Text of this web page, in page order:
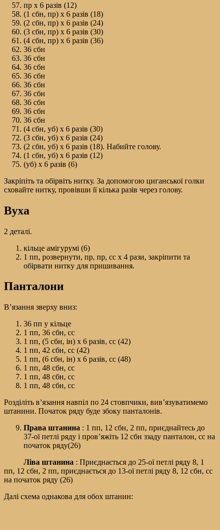
пр х 6 разів (12)
(1 сбн, пр) х 6 разів (18)
(2 сбн, пр) х 6 разів (24)
(3 сбн, пр) х 6 разів (30)
(4 сбн, пр) х 6 разів (36)
36 сбн
36 сбн
36 сбн
36 сбн
36 сбн
36 сбн
36 сбн
36 сбн
36 сбн
(4 сбн, уб) х 6 разів (30)
(3 сбн, уб) х 6 разів (24)
(2 сбн, уб) х 6 разів (18). Набийте голову.
(1 сбн, уб) х 6 разів (12)
(уб) х 6 разів (6)
Закріпіть та обірвіть нитку. За допомогою циганської голки
сховайте нитку, провівши її кілька разів через голову.
Вуха
2 деталі.
кільце амігурумі (6)
1 пп, розвернути, пр, пр, сс х 4 рази, закріпити та
обірвати нитку для пришивання.
Панталони
В’язання зверху вниз:
36 пп у кільце
1 пп, 36 сбн, сс
1 пп, (5 сбн, ін) х 6 разів, сс (42)
1 пп, 42 сбн, сс (42)
1 пп, (6 сбн, ін) х 6 разів, сс (48)
1 пп, 48 сбн, сс
1 пп, 48 сбн, сс
1 пп, 48 сбн, сс
Розділіть в’язання навпіл по 24 стовпчики, вив’язуватимемо
штанини. Початок ряду буде збоку панталонів.
Права штанина : 1 пп, 12 сбн, 2 пп, приєднайтесь до
37-ої петлі ряду і пров’яжіть 12 сбн ззаду панталон, сс на
початок ряду(26)
Ліва штанина : Приєднається до 25-ої ​​петлі ряду 8, 1
пп, 12 сбн, 2 пп, приєднається до 13-ої петлі ряду 8, 12 сбн, сс
на початок ряду (26)
Далі схема однакова для обох штанин: